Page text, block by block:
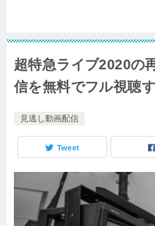
超特急ライブ2020の
信を無料でフル視聴
見逃し動画配信
Tweet